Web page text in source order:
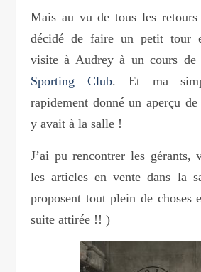
Mais au vu de tous les retours
décidé de faire un petit tour
visite à Audrey à un cours de
Sporting Club. Et ma
rapidement donné un aperçu de
y avait à la salle !
J’ai pu rencontrer les gérants,
les articles en vente dans la
proposent tout plein de choses
suite attirée !! )